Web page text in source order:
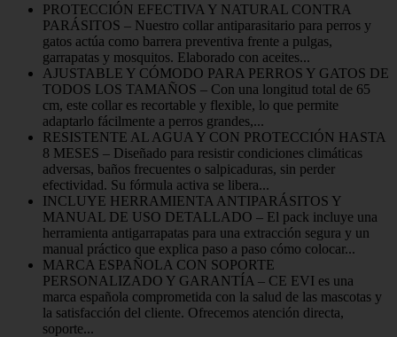
PROTECCIÓN EFECTIVA Y NATURAL CONTRA
PARÁSITOS – Nuestro collar antiparasitario para perros y
gatos actúa como barrera preventiva frente a pulgas,
garrapatas y mosquitos. Elaborado con aceites...
AJUSTABLE Y CÓMODO PARA PERROS Y GATOS DE
TODOS LOS TAMAÑOS – Con una longitud total de 65
cm, este collar es recortable y flexible, lo que permite
adaptarlo fácilmente a perros grandes,...
RESISTENTE AL AGUA Y CON PROTECCIÓN HASTA
8 MESES – Diseñado para resistir condiciones climáticas
adversas, baños frecuentes o salpicaduras, sin perder
efectividad. Su fórmula activa se libera...
INCLUYE HERRAMIENTA ANTIPARÁSITOS Y
MANUAL DE USO DETALLADO – El pack incluye una
herramienta antigarrapatas para una extracción segura y un
manual práctico que explica paso a paso cómo colocar...
MARCA ESPAÑOLA CON SOPORTE
PERSONALIZADO Y GARANTÍA – CE EVI es una
marca española comprometida con la salud de las mascotas y
la satisfacción del cliente. Ofrecemos atención directa,
soporte...